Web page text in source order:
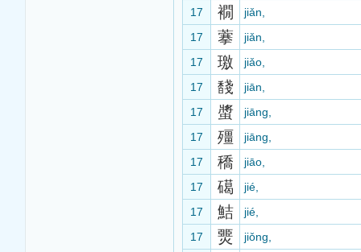
17
襉
jiǎn,
17
藆
jiǎn,
17
璬
jiǎo,
17
馢
jiān,
17
螿
jiāng,
17
殭
jiāng,
17
穚
jiāo,
17
礍
jié,
17
鮚
jié,
17
燛
jiǒng,